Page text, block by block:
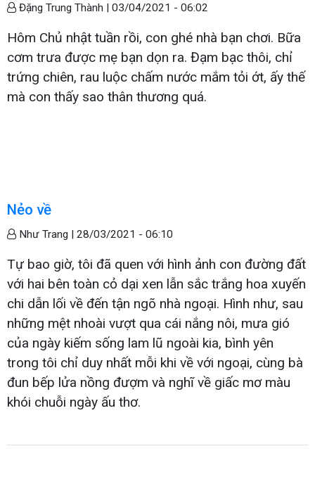
Đặng Trung Thành | 03/04/2021 - 06:02
Hôm Chủ nhật tuần rồi, con ghé nhà bạn chơi. Bữa
cơm trưa được mẹ bạn dọn ra. Đạm bạc thôi, chỉ
trứng chiên, rau luộc chấm nước mắm tỏi ớt, ấy thế
mà con thấy sao thân thương quá.
Nẻo về
Như Trang | 28/03/2021 - 06:10
Tự bao giờ, tôi đã quen với hình ảnh con đường đất
với hai bên toàn cỏ dại xen lẫn sắc trắng hoa xuyến
chi dẫn lối về đến tận ngõ nhà ngoại. Hình như, sau
những mệt nhoài vượt qua cái nắng nôi, mưa gió
của ngày kiếm sống lam lũ ngoài kia, bình yên
trong tôi chỉ duy nhất mỗi khi về với ngoại, cùng bà
đun bếp lửa nồng đượm và nghĩ về giấc mơ màu
khói chuỗi ngày ấu thơ.